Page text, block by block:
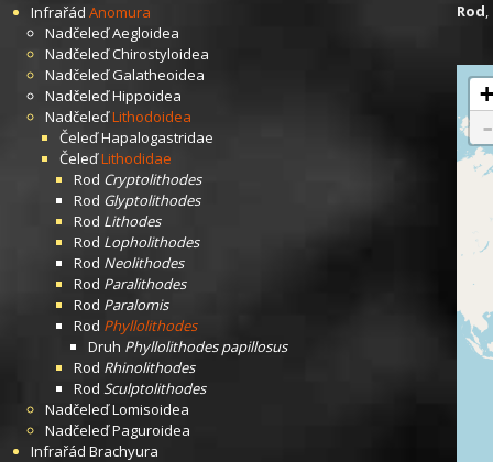
Infrařád Anomura
NadčeleďAegloidea
NadčeleďChirostyloidea
NadčeleďGalatheoidea
NadčeleďHippoidea
NadčeleďLithodoidea
ČeleďHapalogastridae
ČeleďLithodidae
Rod Cryptolithodes
Rod Glyptolithodes
Rod Lithodes
Rod Lopholithodes
Rod Neolithodes
Rod Paralithodes
Rod Paralomis
Rod Phyllolithodes
Druh Phyllolithodes papillosus
Rod Rhinolithodes
Rod Sculptolithodes
NadčeleďLomisoidea
NadčeleďPaguroidea
Infrařád Brachyura
Rod,
+